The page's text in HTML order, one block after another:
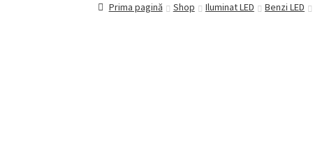
Prima pagină Shop Iluminat LED Benzi LED